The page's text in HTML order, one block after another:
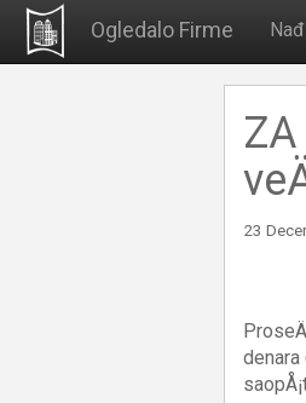
Ogledalo Firme
23
denara